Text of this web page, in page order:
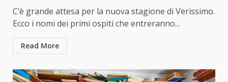
C’è grande attesa per la nuova stagione di Verissimo.
Ecco i nomi dei primi ospiti che entreranno...
Read More